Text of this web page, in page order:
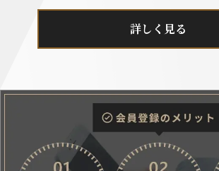
詳しく見る